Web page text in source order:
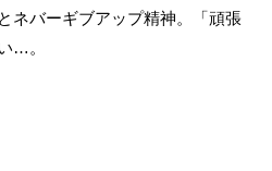
ネバーギブアップ精神。「頑張
…。